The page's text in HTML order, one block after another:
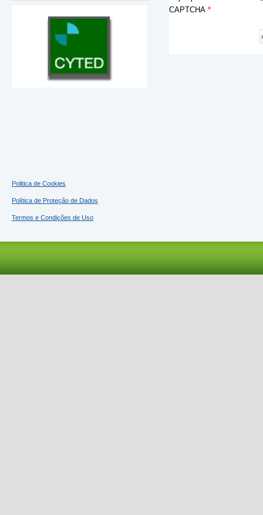
Politica de Cookies
Política de Proteção de Dados
Termos e Condições de Uso
CAPTCHA *